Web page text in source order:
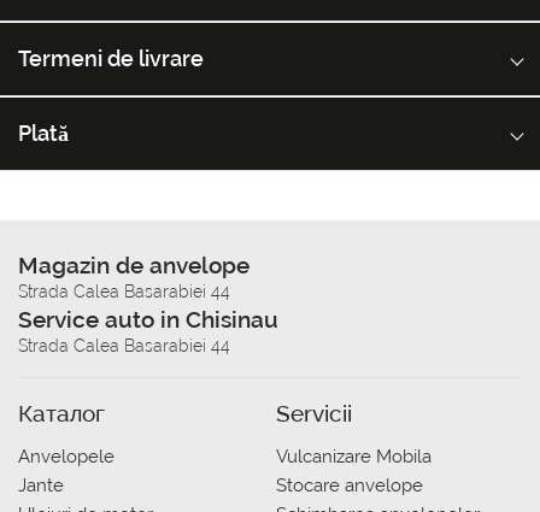
Termeni de livrare
Plată
Magazin de anvelope
Strada Calea Basarabiei 44
Service auto in Chisinau
Strada Calea Basarabiei 44
Каталог
Anvelopele
Jante
Servicii
Vulcanizare Mobila
Stocare anvelope